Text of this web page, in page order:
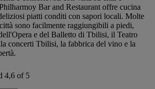
Bar and Restaurant offre cucina
piatti conditi con sapori locali. Molte
sono facilmente raggiungibili a piedi,
e del Balletto di Tbilisi, il Teatro
concerti Tbilisi, la fabbrica del vino e la
4,6 of 5